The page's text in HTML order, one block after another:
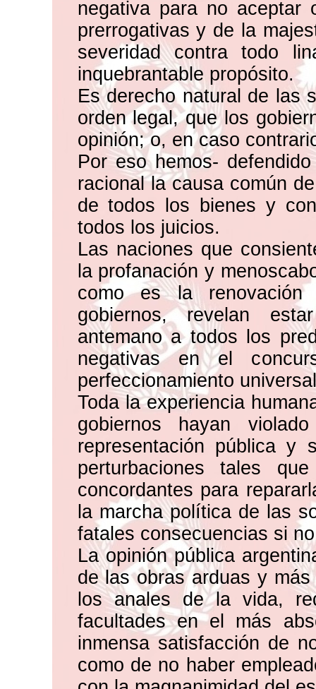
negativa para no aceptar
prerrogativas y de la
severidad contra todo
inquebrantable propósito.
Es derecho natural de las
orden legal, que los
opinión; o, en caso
Por eso hemos-
racional la causa común
de todos los bienes y
todos los juicios.
Las naciones que
la profanación y
como es la
gobiernos, revelan
antemano a todos los
negativas en el
perfeccionamiento
Toda la experiencia
gobiernos hayan
representación pública y
perturbaciones tales
concordantes para
la marcha política de las
fatales consecuencias si
La opinión pública
de las obras arduas y
los anales de la vida,
facultades en el más
inmensa satisfacción de
como de no haber